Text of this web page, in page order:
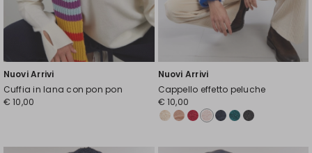
Nuovi Arrivi
Cuffia in lana con pon pon
€ 10,00
Nuovi Arrivi
Cappello effetto peluche
€ 10,00